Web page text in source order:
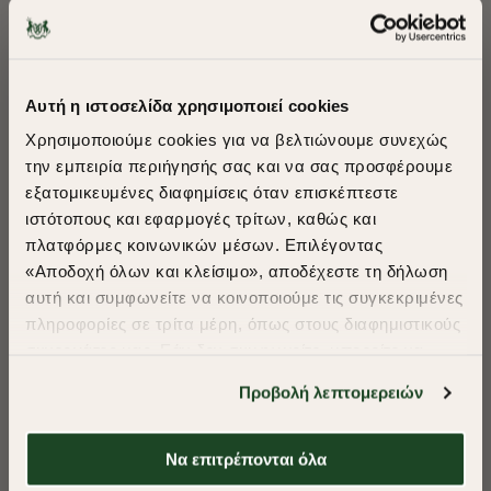
Αυτή η ιστοσελίδα χρησιμοποιεί cookies
Χρησιμοποιούμε cookies για να βελτιώνουμε συνεχώς
την εμπειρία περιήγησής σας και να σας προσφέρουμε
εξατομικευμένες διαφημίσεις όταν επισκέπτεστε
ιστότοπους και εφαρμογές τρίτων, καθώς και
πλατφόρμες κοινωνικών μέσων. Επιλέγοντας
«Αποδοχή όλων και κλείσιμο», αποδέχεστε τη δήλωση
αυτή και συμφωνείτε να κοινοποιούμε τις συγκεκριμένες
πληροφορίες σε τρίτα μέρη, όπως στους διαφημιστικούς
απαιτούμενα cookies» και θα περιοριστούμε
στα cookies και τις τεχνολογίες που είναι απολύτως
απαραίτητα για την ασφαλή απόδοση και
λειτουργικότητα της ιστοσελίδας μας. Ωστόσο, λάβετε
Προβολή λεπτομερειών
Να επιτρέπονται όλα
ΠΡΟΤΕΙΝΟΥΜΕ ΓΙΑ ΕΣΑΣ
​
A Season of Style
SUMMER SALE